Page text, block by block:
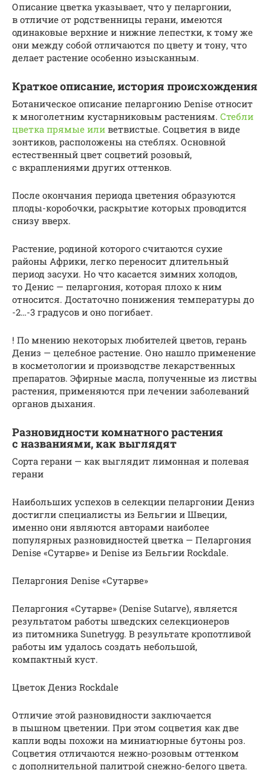
Описание цветка указывает, что у пеларгонии,
в отличие от родственницы герани, имеются
одинаковые верхние и нижние лепестки, к тому же
они между собой отличаются по цвету и тону, что
делает растение особенно изысканным.
Краткое описание, история происхождения
Ботаническое описание пеларгонию Denise относит
к многолетним кустарниковым растениям. Стебли
цветка прямые или ветвистые. Соцветия в виде
зонтиков, расположены на стеблях. Основной
естественный цвет соцветий розовый,
с вкраплениями других оттенков.
После окончания периода цветения образуются
плоды-коробочки, раскрытие которых проводится
снизу вверх.
Растение, родиной которого считаются сухие
районы Африки, легко переносит длительный
период засухи. Но что касается зимних холодов,
то Денис — пеларгония, которая плохо к ним
относится. Достаточно понижения температуры до
-2…-3 градусов и оно погибает.
! По мнению некоторых любителей цветов, герань
Дениз — целебное растение. Оно нашло применение
в косметологии и производстве лекарственных
препаратов. Эфирные масла, полученные из листвы
растения, применяются при лечении заболеваний
органов дыхания.
Разновидности комнатного растения
с названиями, как выглядят
Сорта герани — как выглядит лимонная и полевая
герани
Наибольших успехов в селекции пеларгонии Дениз
достигли специалисты из Бельгии и Швеции,
именно они являются авторами наиболее
популярных разновидностей цветка — Пеларгония
Denise «Сутарве» и Denise из Бельгии Rockdale.
Пеларгония Denise «Сутарве»
Пеларгония «Сутарве» (Denise Sutarve), является
результатом работы шведских селекционеров
из питомника Sunetrygg. В результате кропотливой
работы им удалось создать небольшой,
компактный куст.
Цветок Дениз Rockdale
Отличие этой разновидности заключается
в пышном цветении. При этом соцветия как две
капли воды похожи на миниатюрные бутоны роз.
Соцветия отличаются нежно-розовым оттенком
с дополнительной палитрой снежно-белого цвета.